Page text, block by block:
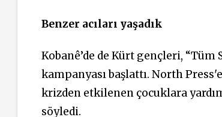
Benzer acıları yaşadık
Kobanê’de de Kürt gençleri,
kampanyası başlattı. North
krizden etkilenen çocuklara
söyledi.